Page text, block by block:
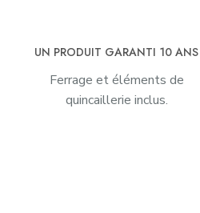
UN PRODUIT GARANTI 10 ANS
Ferrage et éléments de
quincaillerie inclus.